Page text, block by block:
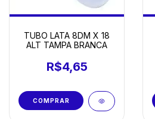
TUBO LATA 8DM X 18
ALT TAMPA BRANCA
R$4,65